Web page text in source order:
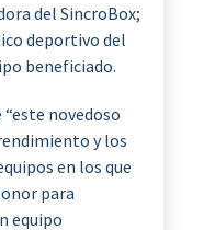
del SincroBox;
deportivo del
beneficiado.
“este novedoso
y los
en los que
para
equipo